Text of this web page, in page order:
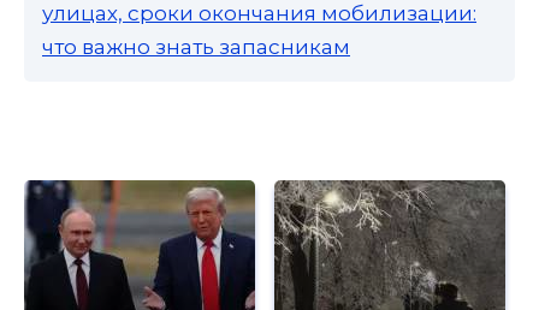
улицах, сроки окончания мобилизации:
что важно знать запасникам